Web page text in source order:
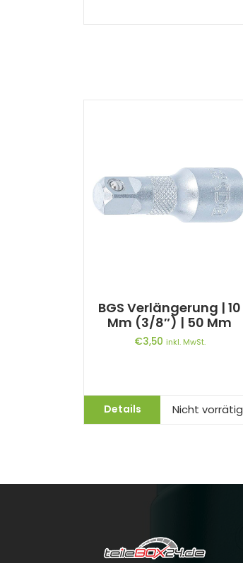
BGS Verlängerung | 10
Mm (3/8″) | 50 Mm
€3,50 inkl. MwSt.
Details Nicht vorrätig